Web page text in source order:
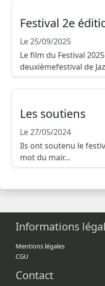
Festival 2e
Le 25/09/2025
Le film du Festival 2025
deuxièmefestival de
Les soutiens
Le 27/05/2024
Ils ont soutenu le
mot du mair...
Informations
Mentions légales
CGU
Contact